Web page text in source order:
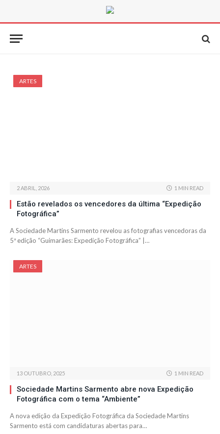
ARTES
2 ABRIL, 2026 1 MIN READ
Estão revelados os vencedores da última “Expedição
Fotográfica”
A Sociedade Martins Sarmento revelou as fotografias vencedoras da
5ª edição “Guimarães: Expedição Fotográfica” |…
ARTES
13 OUTUBRO, 2025 1 MIN READ
Sociedade Martins Sarmento abre nova Expedição
Fotográfica com o tema “Ambiente”
A nova edição da Expedição Fotográfica da Sociedade Martins
Sarmento está com candidaturas abertas para…